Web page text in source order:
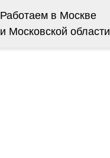
Работаем в Москве
и Московской области